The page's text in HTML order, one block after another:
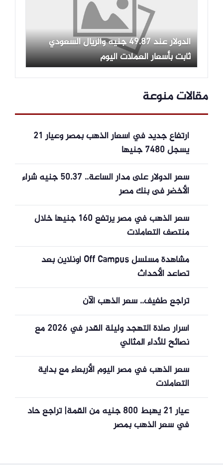
الدولار عند 49.87 جنيه والريال السعودي
ثابت بأسعار العملات اليوم
مقالات منوعة
ارتفاع جديد في أسعار الذهب بمصر وعيار 21
يسجل 7480 جنيها
سعر الدولار على مدار الساعة.. 50.37 جنيه شراء
الأخضر فى بنك مصر
سعر الذهب في مصر يرتفع 160 جنيها خلال
منتصف التعاملات
مشاهدة مسلسل Off Campus أونلاين بعد
تصاعد الأحداث
تراجع طفيف.. سعر الذهب الآن
أسرار صلاة التهجد وليلة القدر في 2026 مع
نصائح للأداء المثالي
سعر الذهب في مصر اليوم الأربعاء مع بداية
التعاملات
عيار 21 يهبط 800 جنيه من القمة| تراجع حاد
في سعر الذهب بمصر